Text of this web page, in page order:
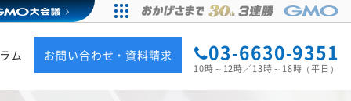
ム お問い合わせ・資料請求 03-6630-9351
10時～12時／13時～18時（平日）